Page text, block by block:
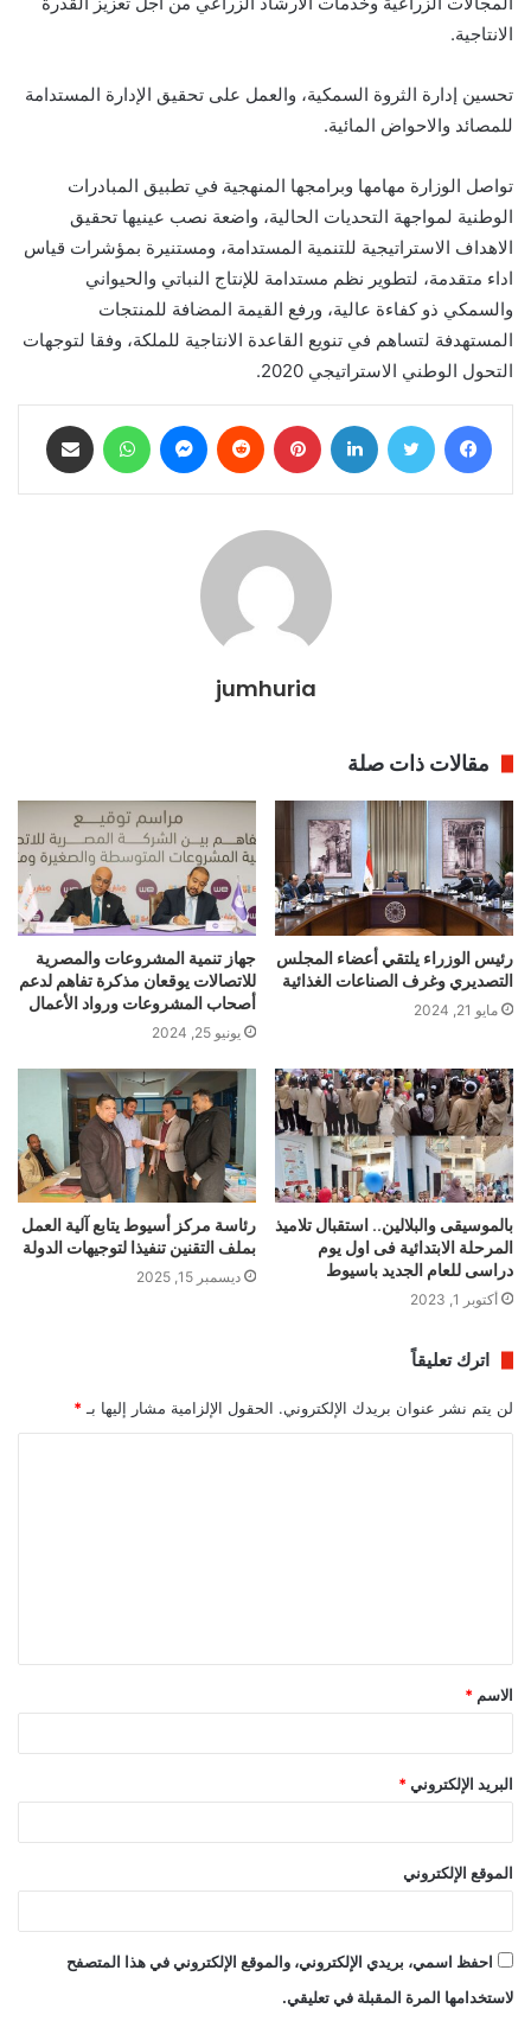
الانتاجية.
تحسين إدارة الثروة السمكية، والعمل على تحقيق الإدارة المستدامة
للمصائد والاحواض المائية.
​تواصل الوزارة مهامها وبرامجها المنهجية في تطبيق المبادرات
الوطنية لمواجهة التحديات الحالية، واضعة نصب عينيها تحقيق
الاهداف الاستراتيجية للتنمية المستدامة، ومستنيرة بمؤشرات قياس
اداء متقدمة، لتطوير نظم مستدامة للإنتاج النباتي والحيواني
والسمكي ذو كفاءة عالية، ورفع القيمة المضافة للمنتجات
المستهدفة لتساهم في تنويع القاعدة الانتاجية للملكة، وفقا لتوجهات
التحول الوطني الاستراتيجي 2020.
فيسبوك تويتر لينكدإن بينتيريست ماسنجر واتساب
jumhuria
مقالات ذات صلة
رئيس الوزراء يلتقي أعضاء المجلس
التصديري وغرف الصناعات الغذائية
مايو 21, 2024
جهاز تنمية المشروعات والمصرية
للاتصالات يوقعان مذكرة تفاهم لدعم
أصحاب المشروعات ورواد الأعمال
يونيو 25, 2024
بالموسيقى والبلالين.. استقبال تلاميذ
المرحلة الابتدائية فى اول يوم
دراسى للعام الجديد باسيوط
أكتوبر 1, 2023
رئاسة مركز أسيوط يتابع آلية العمل
بملف التقنين تنفيذا لتوجيهات الدولة
ديسمبر 15, 2025
اترك تعليقاً
لن يتم نشر عنوان بريدك الإلكتروني. الحقول الإلزامية مشار إليها بـ *
ق
*
الاسم *
البريد الإلكتروني *
الموقع الإلكتروني
احفظ اسمي، بريدي الإلكتروني، والموقع الإلكتروني في هذا المتصفح
لاستخدامها المرة المقبلة في تعليقي.